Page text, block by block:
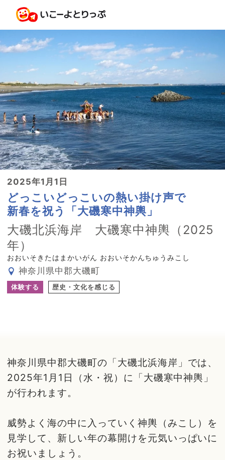
2025年1月1日
どっこいどっこいの熱い掛け声で
新春を祝う「大磯寒中神輿」
大磯北浜海岸 大磯寒中神輿（2025
年）
おおいそきたはまかいがん おおいそかんちゅうみこし
神奈川県中郡大磯町
体験する 歴史・文化を感じる
神奈川県中郡大磯町の「大磯北浜海岸」では、
2025年1月1日（水・祝）に「大磯寒中神輿」
が行われます。
威勢よく海の中に入っていく神輿（みこし）を
見学して、新しい年の幕開けを元気いっぱいに
お祝いましょう。